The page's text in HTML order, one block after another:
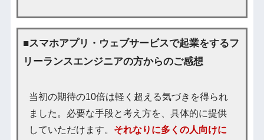
■スマホアプリ・ウェブサービスで起業をするフ
リーランスエンジニアの方からのご感想
当初の期待の10倍は軽く超える気づきを得られ
ました。必要な手段と考え方を、具体的に提供
していただけます。 それなりに多くの人向けに